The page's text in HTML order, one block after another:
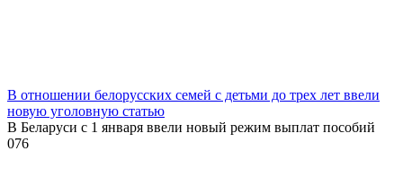
В отношении белорусских семей с детьми до трех лет ввели
новую уголовную статью
В Беларуси с 1 января ввели новый режим выплат пособий
076